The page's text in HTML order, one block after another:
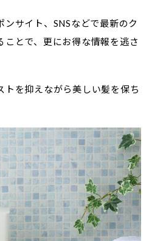
ンサイト、SNSなどで最新のク
ことで、更にお得な情報を逃さ
トを抑えながら美しい髪を保ち